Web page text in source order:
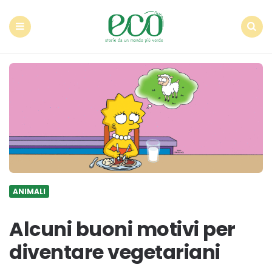
ANIMALI
Alcuni buoni motivi per
diventare vegetariani